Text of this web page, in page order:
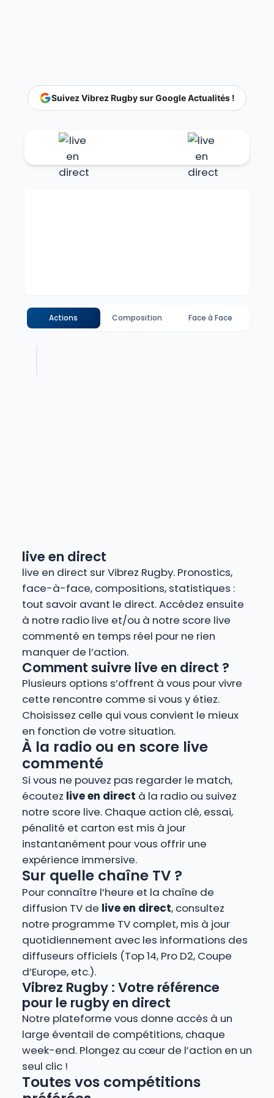
Suivez Vibrez Rugby sur Google Actualités !
Actions Composition Face à Face
live en direct
live en direct sur Vibrez Rugby. Pronostics,
face-à-face, compositions, statistiques :
tout savoir avant le direct. Accédez ensuite
à notre radio live et/ou à notre score live
commenté en temps réel pour ne rien
manquer de l’action.
Comment suivre live en direct ?
Plusieurs options s’offrent à vous pour vivre
cette rencontre comme si vous y étiez.
Choisissez celle qui vous convient le mieux
en fonction de votre situation.
À la radio ou en score live
commenté
Si vous ne pouvez pas regarder le match,
écoutez live en direct à la radio ou suivez
notre score live. Chaque action clé, essai,
pénalité et carton est mis à jour
instantanément pour vous offrir une
expérience immersive.
Sur quelle chaîne TV ?
Pour connaître l’heure et la chaîne de
diffusion TV de live en direct, consultez
notre programme TV complet, mis à jour
quotidiennement avec les informations des
diffuseurs officiels (Top 14, Pro D2, Coupe
d’Europe, etc.).
Vibrez Rugby : Votre référence
pour le rugby en direct
Notre plateforme vous donne accès à un
large éventail de compétitions, chaque
week-end. Plongez au cœur de l’action en un
seul clic !
Toutes vos compétitions